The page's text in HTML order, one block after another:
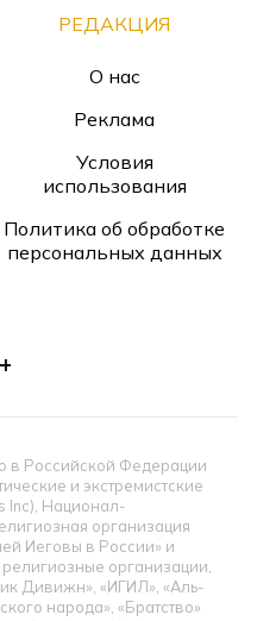
РЕДАКЦИЯ
О нас
Реклама
Условия
использования
Политика об обработке
персональных данных
в Российской Федерации
и экстремистские
Inc), Национал-
организация
Иеговы в России» и
организации,
Дивижн», «ИГИЛ», «Аль-
народа», «Братство»